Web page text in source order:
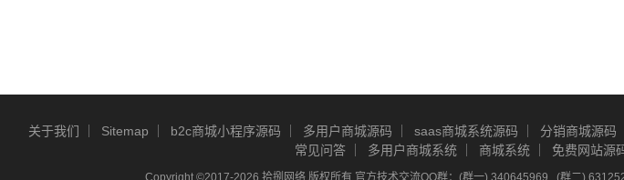
关于我们 Sitemap b2c商城小程序源码 多用户商城源码 saas商城系统源码 分销商城源码
常见问答
多用户商城系统 商城系统 免费网站源
Copyright ©2017-2026 拾捌网络 版权所有 官方技术交流QQ群：(群一) 340645969 , (群二)